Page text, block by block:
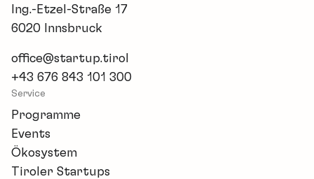
Ing.-Etzel-Straße 17
6020 Innsbruck
office@startup.tirol
+43 676 843 101 300
Service
Programme
Events
Ökosystem
Tiroler Startups